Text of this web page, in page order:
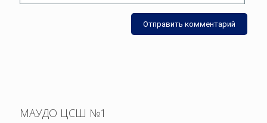
МАУДО ЦСШ №1